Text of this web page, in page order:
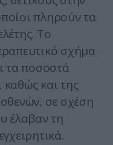
πληρούν τα
Το
σχήμα
τα ποσοστά
και της
σε σχέση
έλαβαν τη